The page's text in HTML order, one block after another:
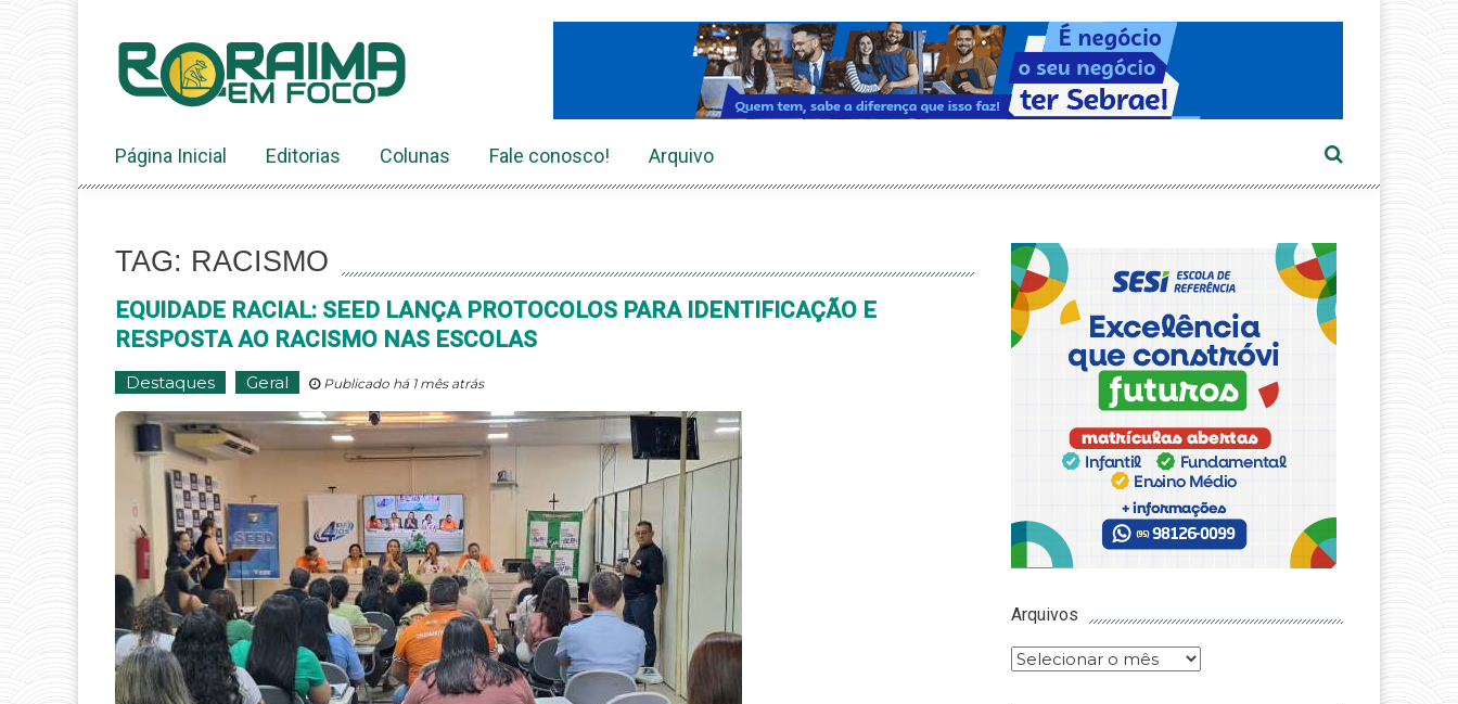
conteúdo
Página Inicial Editorias Colunas Fale conosco! Arquivo
TAG: RACISMO
EQUIDADE RACIAL: SEED LANÇA PROTOCOLOS PARA IDENTIFICAÇÃO E
RESPOSTA AO RACISMO NAS ESCOLAS
Destaques Geral Publicado há 1 mês atrás
Arquivos
Arquivos